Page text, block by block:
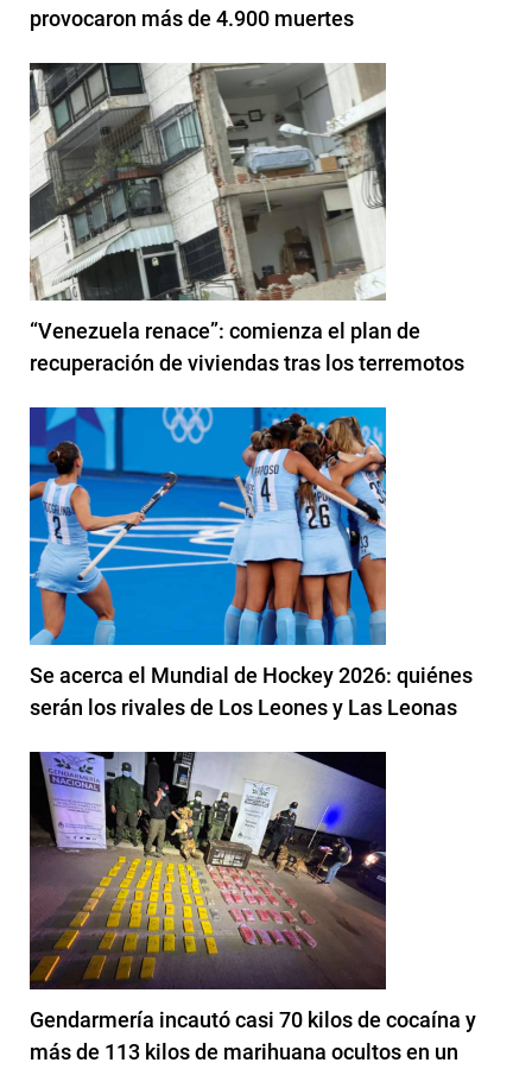
provocaron más de 4.900 muertes
“Venezuela renace”: comienza el plan de
recuperación de viviendas tras los terremotos
Se acerca el Mundial de Hockey 2026: quiénes
serán los rivales de Los Leones y Las Leonas
Gendarmería incautó casi 70 kilos de cocaína y
más de 113 kilos de marihuana ocultos en un